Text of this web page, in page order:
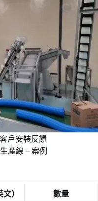
戶安裝反饋
產線 – 案例
） 數量